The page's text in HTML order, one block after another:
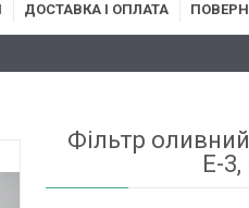
ДОСТАВКА І ОПЛАТА
Фільтр
Е-